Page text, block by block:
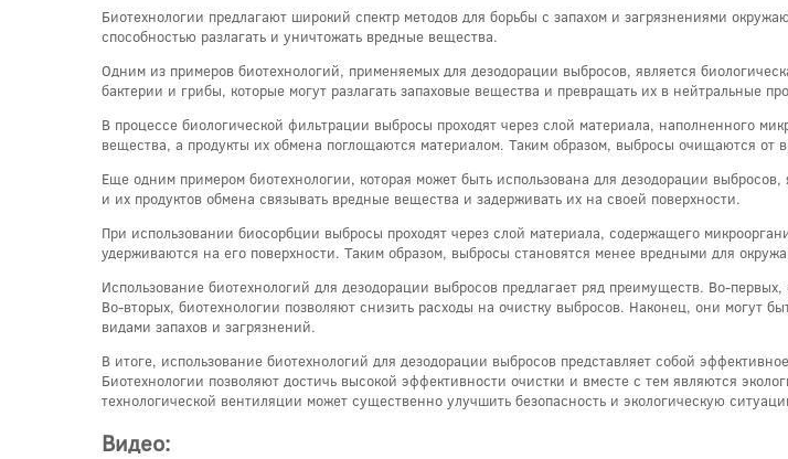
Биотехнологии предлагают широкий спектр методов для борьбы с запахом и загрязнениями
способностью разлагать и уничтожать вредные вещества.
Одним из примеров биотехнологий, применяемых для дезодорации выбросов, является
бактерии и грибы, которые могут разлагать запаховые вещества и превращать их в нейтральные
В процессе биологической фильтрации выбросы проходят через слой материала, наполненного
вещества, а продукты их обмена поглощаются материалом. Таким образом, выбросы очищаются от
Еще одним примером биотехнологии, которая может быть использована для дезодорации
и их продуктов обмена связывать вредные вещества и задерживать их на своей поверхности.
При использовании биосорбции выбросы проходят через слой материала, содержащего
удерживаются на его поверхности. Таким образом, выбросы становятся менее вредными для
Использование биотехнологий для дезодорации выбросов предлагает ряд преимуществ. Во-
Во-вторых, биотехнологии позволяют снизить расходы на очистку выбросов. Наконец, они могут
видами запахов и загрязнений.
В итоге, использование биотехнологий для дезодорации выбросов представляет собой
Биотехнологии позволяют достичь высокой эффективности очистки и вместе с тем являются
технологической вентиляции может существенно улучшить безопасность и экологическую
Видео: